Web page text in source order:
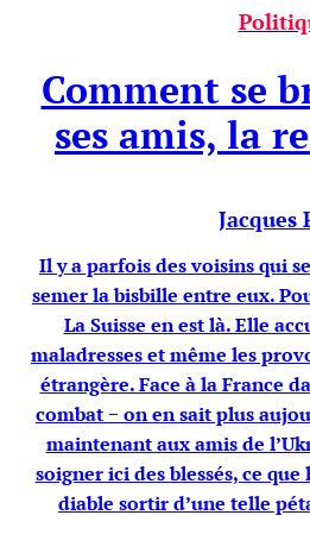
Comment se
ses amis, la
Jacques
Il y a parfois des voisins qui
semer la bisbille entre eux.
La Suisse en est là. Elle
maladresses et même les
étrangère. Face à la France
combat − on en sait plus
maintenant aux amis de
soigner ici des blessés, ce
diable sortir d’une telle